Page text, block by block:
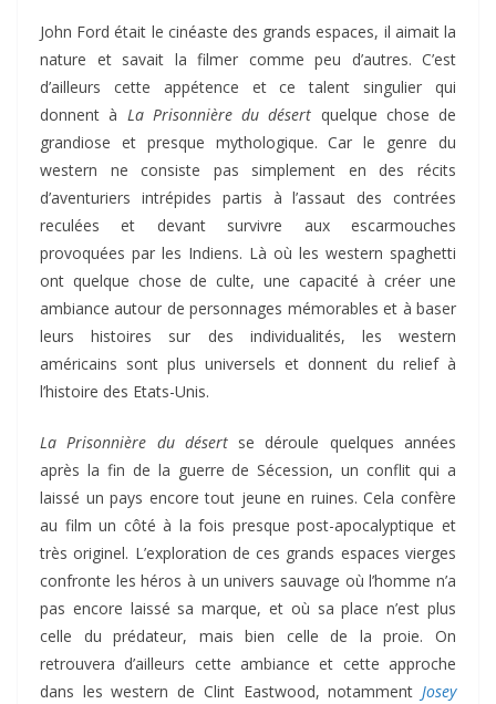
John Ford était le cinéaste des grands espaces, il aimait la
nature et savait la filmer comme peu d’autres. C’est
d’ailleurs cette appétence et ce talent singulier qui
donnent à La Prisonnière du désert quelque chose de
grandiose et presque mythologique. Car le genre du
western ne consiste pas simplement en des récits
d’aventuriers intrépides partis à l’assaut des contrées
reculées et devant survivre aux escarmouches
provoquées par les Indiens. Là où les western spaghetti
ont quelque chose de culte, une capacité à créer une
ambiance autour de personnages mémorables et à baser
leurs histoires sur des individualités, les western
américains sont plus universels et donnent du relief à
l’histoire des Etats-Unis.
La Prisonnière du désertse déroule quelques années
après la fin de la guerre de Sécession, un conflit qui a
laissé un pays encore tout jeune en ruines. Cela confère
au film un côté à la fois presque post-apocalyptique et
très originel. L’exploration de ces grands espaces vierges
confronte les héros à un univers sauvage où l’homme n’a
pas encore laissé sa marque, et où sa place n’est plus
celle du prédateur, mais bien celle de la proie. On
retrouvera d’ailleurs cette ambiance et cette approche
dans les western de Clint Eastwood, notamment Josey